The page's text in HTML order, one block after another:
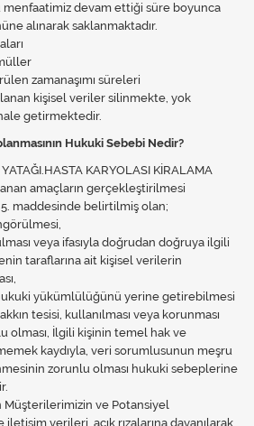
devam ettiği süre boyunca
alınarak saklanmaktadır.
zamanaşımı süreleri
kişisel veriler silinmekte, yok
getirmektedir.
Hukuki Sebebi Nedir?
KARYOLASI KİRALAMA
amaçların gerçekleştirilmesi
5. maddesinde belirtilmiş olan;
veya ifasıyla doğrudan doğruya ilgili
taraflarına ait kişisel verilerin
yükümlülüğünü yerine getirebilmesi
tesisi, kullanılması veya korunması
olması, İlgili kişinin temel hak ve
kaydıyla, veri sorumlusunun meşru
zorunlu olması hukuki sebeplerine
Müşterilerimizin ve Potansiyel
verileri, açık rızalarına dayanılarak